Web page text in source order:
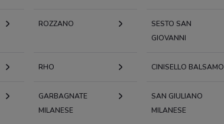
ROZZANO
SESTO SAN
GIOVANNI
RHO CINISELLO BALSAMO
GARBAGNATE
MILANESE
SAN GIULIANO
MILANESE